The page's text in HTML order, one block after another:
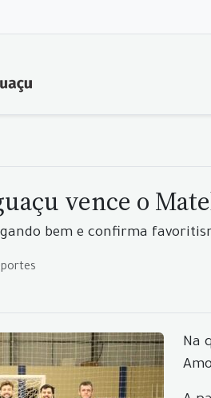
vence o
bem e confirma
Na